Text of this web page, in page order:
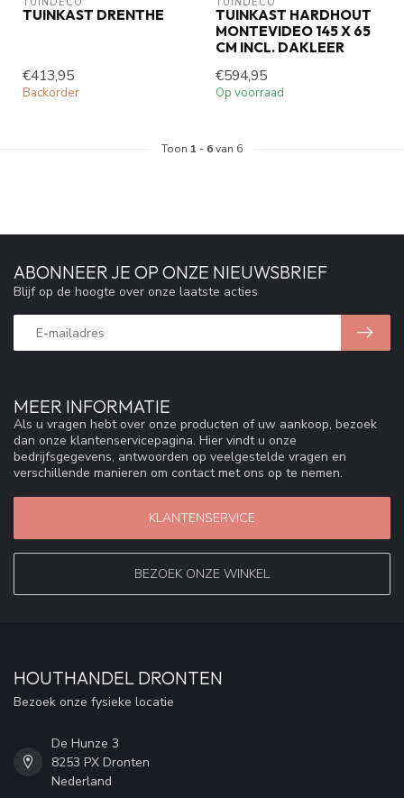
TUINKAST DRENTHE
€413,95
Backorder
TUINKAST HARDHOUT
MONTEVIDEO 145 X 65
CM INCL. DAKLEER
€594,95
Op voorraad
Toon 1 - 6van 6
MEER INFORMATIE
Als u vragen hebt over onze producten of uw aankoop, bezoek
dan onze klantenservicepagina. Hier vindt u onze
bedrijfsgegevens, antwoorden op veelgestelde vragen en
verschillende manieren om contact met ons op te nemen.
KLANTENSERVICE
BEZOEK ONZE WINKEL
ABONNEER JE OP ONZE NIEUWSBRIEF
Blijf op de hoogte over onze laatste acties
HOUTHANDEL DRONTEN
Bezoek onze fysieke locatie
De Hunze 3
8253 PX Dronten
Nederland